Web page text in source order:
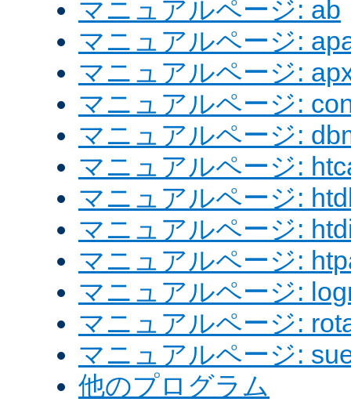
マニュアルページ: ab
マニュアルページ:
マニュアルページ:
マニュアルページ:
マニュアルページ:
マニュアルページ:
マニュアルページ:
マニュアルページ:
マニュアルページ:
マニュアルページ:
マニュアルページ:
マニュアルページ:
他のプログラム